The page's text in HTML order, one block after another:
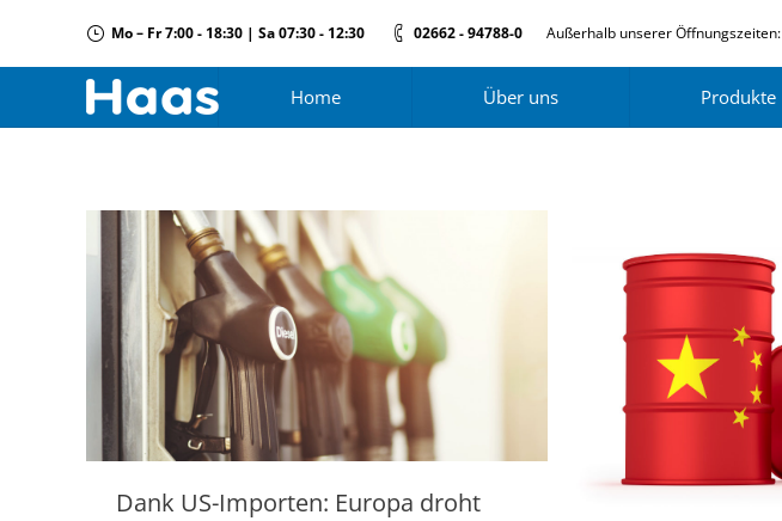
Mo – Fr 7:00 - 18:30 | Sa 07:30 - 12:30 02662 - 94788-0 Außerhalb unserer Öffnungszeiten:
Home Über uns Produkte
Dank US-Importen: Europa droht